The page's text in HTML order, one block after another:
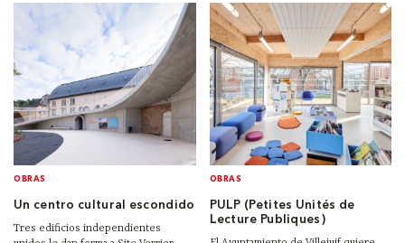
OBRAS
Un centro cultural escondido
Tres edificios independientes
OBRAS
PULP (Petites Unités de
Lecture Publiques)